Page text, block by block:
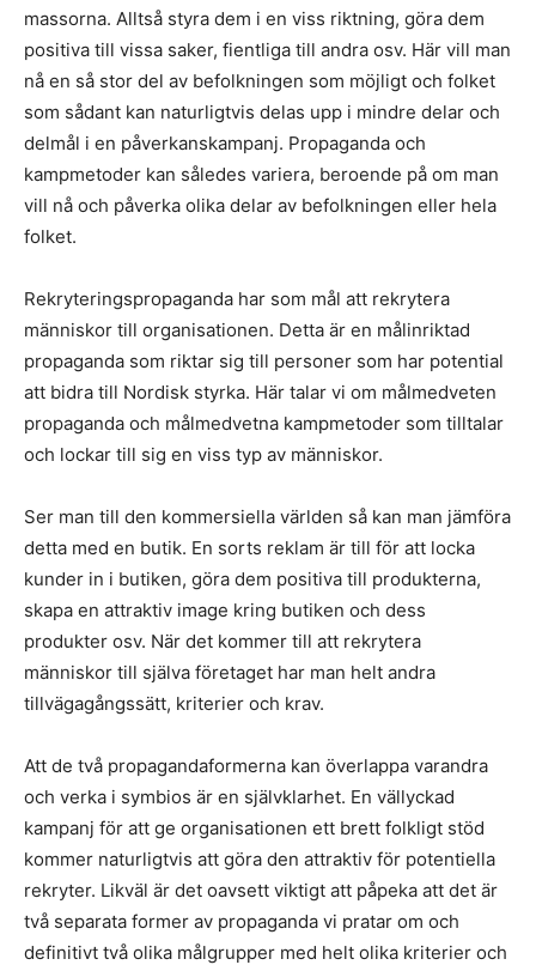
massorna. Alltså styra dem i en viss riktning, göra dem
positiva till vissa saker, fientliga till andra osv. Här vill man
nå en så stor del av befolkningen som möjligt och folket
som sådant kan naturligtvis delas upp i mindre delar och
delmål i en påverkanskampanj. Propaganda och
kampmetoder kan således variera, beroende på om man
vill nå och påverka olika delar av befolkningen eller hela
folket.
Rekryteringspropaganda har som mål att rekrytera
människor till organisationen. Detta är en målinriktad
propaganda som riktar sig till personer som har potential
att bidra till Nordisk styrka. Här talar vi om målmedveten
propaganda och målmedvetna kampmetoder som tilltalar
och lockar till sig en viss typ av människor.
Ser man till den kommersiella världen så kan man jämföra
detta med en butik. En sorts reklam är till för att locka
kunder in i butiken, göra dem positiva till produkterna,
skapa en attraktiv image kring butiken och dess
produkter osv. När det kommer till att rekrytera
människor till själva företaget har man helt andra
tillvägagångssätt, kriterier och krav.
Att de två propagandaformerna kan överlappa varandra
och verka i symbios är en självklarhet. En vällyckad
kampanj för att ge organisationen ett brett folkligt stöd
kommer naturligtvis att göra den attraktiv för potentiella
rekryter. Likväl är det oavsett viktigt att påpeka att det är
två separata former av propaganda vi pratar om och
definitivt två olika målgrupper med helt olika kriterier och